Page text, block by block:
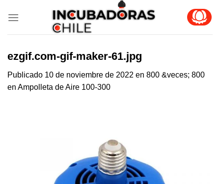
ezgif.com-gif-maker-61.jpg
Publicado 10 de noviembre de 2022 en 800 &veces; 800
en Ampolleta de Aire 100-300